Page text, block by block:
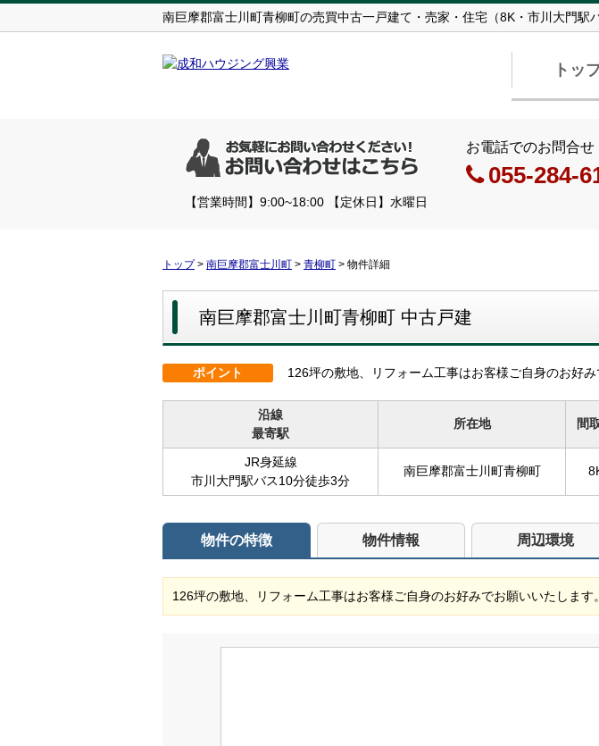
南巨摩郡富士川町青柳町の売買中古一戸建て・売家・住宅（8K・市川大門駅
トッ
お電話でのお問合せ
055-284-
【営業時間】9:00~18:00 【定休日】水曜日
トップ> 南巨摩郡富士川町 > 青柳町 > 物件詳細
南巨摩郡富士川町青柳町 中古戸建
ポイント 126坪の敷地、リフォーム工事はお客様ご自身のお好み
沿線
最寄駅
所在地 間
JR身延線
市川大門駅バス10分徒歩3分
南巨摩郡富士川町青柳町
物件の特徴 物件情報 周辺環境
126坪の敷地、リフォーム工事はお客様ご自身のお好みでお願いいたします。